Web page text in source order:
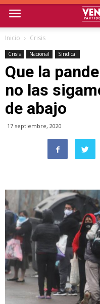
Inicio Crisis
Crisis Nacional Sindical
Que la
no las
de abajo
17 septiembre, 2020